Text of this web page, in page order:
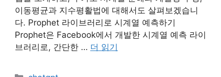
이동평균과 지수평활법에 대해서도 살펴보겠습니
다. Prophet 라이브러리로 시계열 예측하기
Prophet은 Facebook에서 개발한 시계열 예측 라이
브러리로, 간단한 … 더 읽기